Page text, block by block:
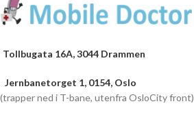
Tollbugata 16A, 3044 Drammen
Jernbanetorget 1, 0154, Oslo
(trapper ned i T-bane, utenfra OsloCity front)